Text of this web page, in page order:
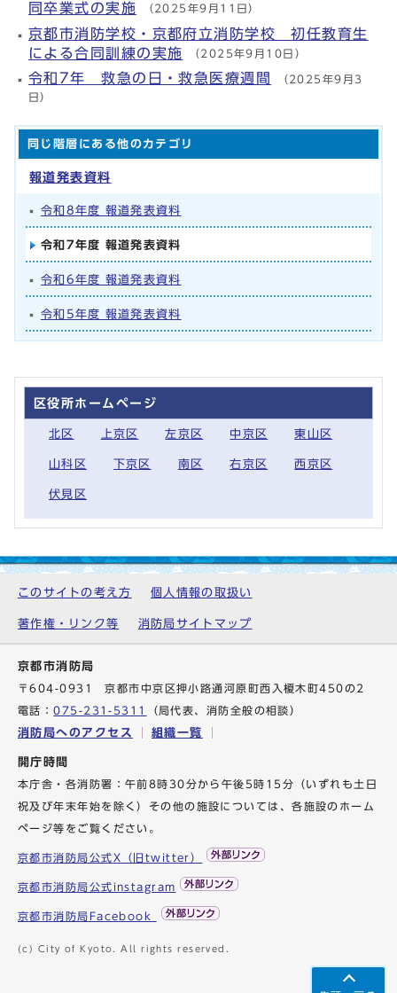
同卒業式の実施 （2025年9月11日）
京都市消防学校・京都府立消防学校 初任教育生
による合同訓練の実施 （2025年9月10日）
令和7年 救急の日・救急医療週間 （2025年9月3
日）
同じ階層にある他のカテゴリ
報道発表資料
令和8年度 報道発表資料
令和7年度 報道発表資料
令和6年度 報道発表資料
令和5年度 報道発表資料
区役所ホームページ
北区 上京区 左京区 中京区 東山区
山科区 下京区 南区 右京区 西京区
伏見区
このサイトの考え方 個人情報の取扱い
著作権・リンク等 消防局サイトマップ
京都市消防局
〒604-0931 京都市中京区押小路通河原町西入榎木町450の2
電話：075-231-5311 （局代表、消防全般の相談）
消防局へのアクセス 組織一覧
開庁時間
本庁舎・各消防署：午前8時30分から午後5時15分（いずれも土日
祝及び年末年始を除く）その他の施設については、各施設のホーム
ページ等をご覧ください。
京都市消防局公式X（旧twitter）
京都市消防局公式instagram
京都市消防局Facebook
(c) City of Kyoto. All rights reserved.